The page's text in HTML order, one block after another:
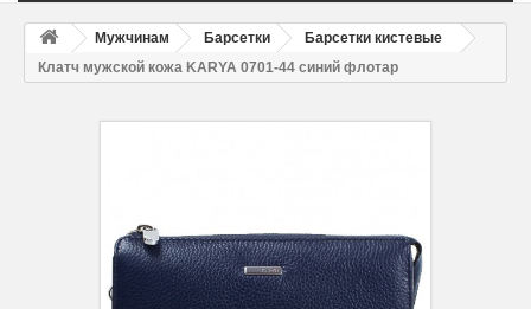
Мужчинам Барсетки
Барсетки кистевые
Клатч мужской кожа KARYA 0701-44 синий флотар